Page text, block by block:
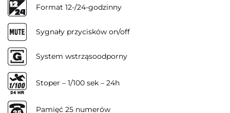
Format 12-/24-godzinny
Sygnały przycisków on/off
System wstrząsoodporny
Stoper – 1/100 sek – 24h
Pamięć 25 numerów